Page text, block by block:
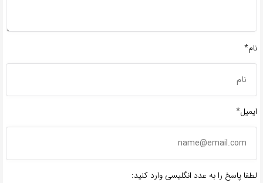
نام*
ایمیل*
لطفا پاسخ را به عدد انگلیسی وارد کنید: